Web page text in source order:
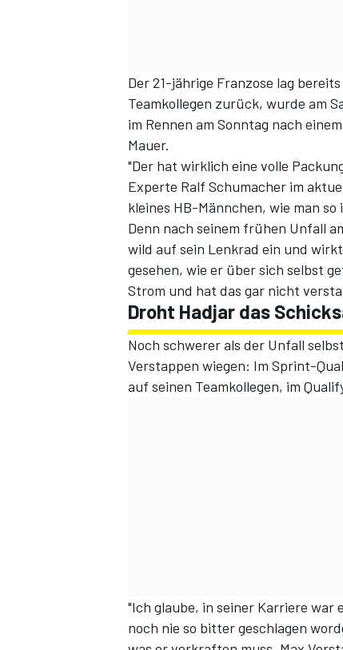
SPORTWAGEN
Der 21-jährige Franzose lag
Teamkollegen zurück, wurde am
im Rennen am Sonntag nach
Mauer.
"Der hat wirklich eine volle
Experte Ralf Schumacher im
kleines HB-Männchen, wie man
Denn nach seinem frühen Unfall
wild auf sein Lenkrad ein und
gesehen, wie er über sich selbst
Strom und hat das gar nicht
Droht Hadjar das
Noch schwerer als der Unfall
Verstappen wiegen: Im Sprint-
auf seinen Teamkollegen, im
"Ich glaube, in seiner Karriere war
noch nie so bitter geschlagen